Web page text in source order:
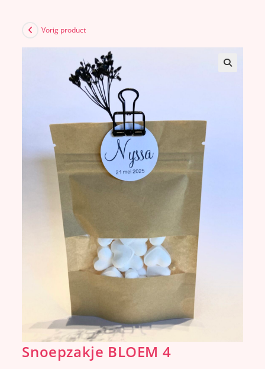
Vorig product
Snoepzakje BLOEM 4